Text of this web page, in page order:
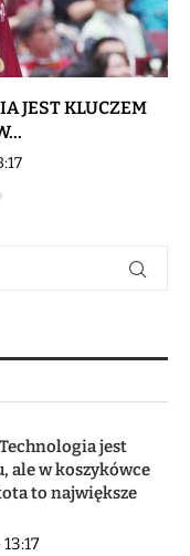
JEST KLUCZEM
jest
ale w koszykówce
to największe